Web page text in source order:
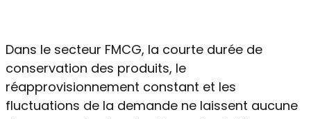
Dans le secteur FMCG, la courte durée de
conservation des produits, le
réapprovisionnement constant et les
fluctuations de la demande ne laissent aucune